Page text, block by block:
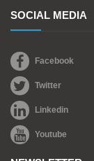
SOCIAL MEDIA
Facebook
Twitter
Linkedin
Youtube